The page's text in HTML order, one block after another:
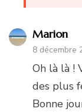
Marion
8 décembre
Oh là là !
des plus
Bonne